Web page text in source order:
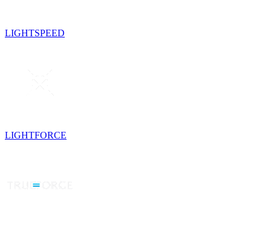
LIGHTSPEED
LIGHTFORCE